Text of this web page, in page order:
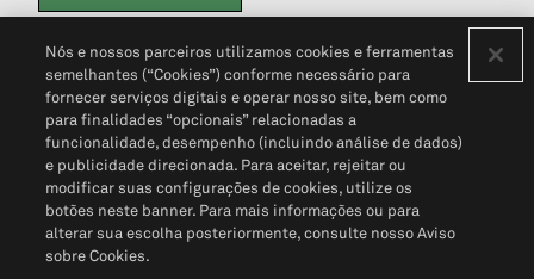
Política de PrivacidadePortal de privacidade do cliente (em inglês)
Não Venda Minhas Informações Pessoais© 2026 S&P Global
Nós e nossos parceiros utilizamos cookies e ferramentas
semelhantes (“Cookies”) conforme necessário para
fornecer serviços digitais e operar nosso site, bem como
para finalidades “opcionais” relacionadas a
funcionalidade, desempenho (incluindo análise de dados)
e publicidade direcionada. Para aceitar, rejeitar ou
modificar suas configurações de cookies, utilize os
botões neste banner. Para mais informações ou para
alterar sua escolha posteriormente, consulte nosso Aviso
sobre Cookies.